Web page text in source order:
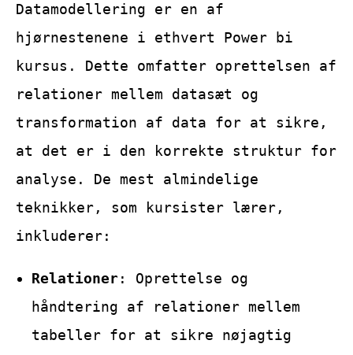
Datamodellering er en af
hjørnestenene i ethvert Power bi
kursus. Dette omfatter oprettelsen af
relationer mellem datasæt og
transformation af data for at sikre,
at det er i den korrekte struktur for
analyse. De mest almindelige
teknikker, som kursister lærer,
inkluderer:
Relationer: Oprettelse og
håndtering af relationer mellem
tabeller for at sikre nøjagtig